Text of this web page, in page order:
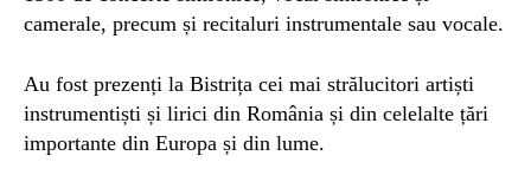
camerale, precum și recitaluri instrumentale sau vocale.
Au fost prezenți la Bistrița cei mai strălucitori artiști
instrumentiști și lirici din România și din celelalte țări
importante din Europa și din lume.